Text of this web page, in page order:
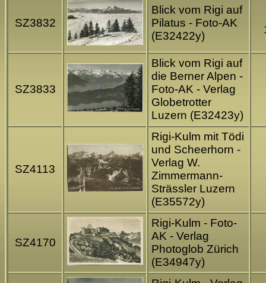
SZ3832
Blick vom Rigi auf
Pilatus - Foto-AK
(E32422y)
SZ3833
Blick vom Rigi auf
die Berner Alpen -
Foto-AK - Verlag
Globetrotter
Luzern (E32423y)
SZ4113
Rigi-Kulm mit Tödi
und Scheerhorn -
Verlag W.
Zimmermann-
Strässler Luzern
(E35572y)
SZ4170
Rigi-Kulm - Foto-
AK - Verlag
Photoglob Zürich
(E34947y)